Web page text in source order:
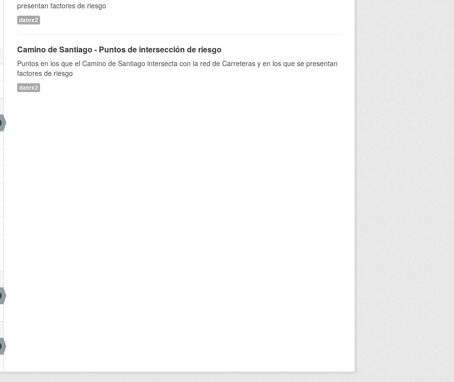
presentan factores de riesgo
datex2
Camino de Santiago - Puntos de intersección de riesgo
Puntos en los que el Camino de Santiago intersecta con la red de Carreteras y en los que se presentan
factores de riesgo
datex2